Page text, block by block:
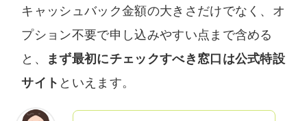
キャッシュバック金額の大きさだけでなく、オ
プション不要で申し込みやすい点まで含める
と、
まず最初にチェックすべき窓口は公式特設
サイト といえます。